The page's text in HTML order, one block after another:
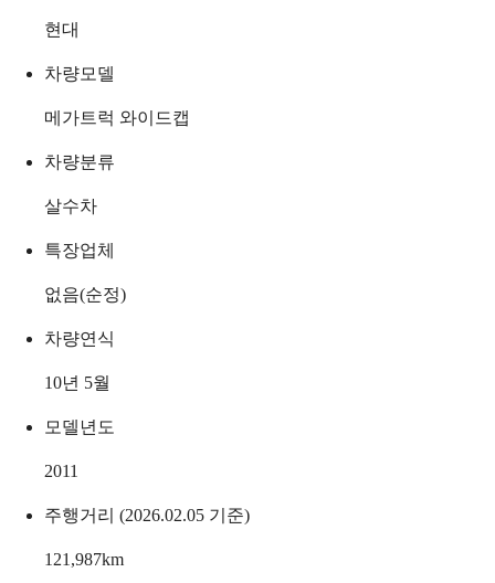
현대
차량모델
메가트럭 와이드캡
차량분류
살수차
특장업체
없음(순정)
차량연식
10년 5월
모델년도
2011
주행거리 (2026.02.05 기준)
121,987km